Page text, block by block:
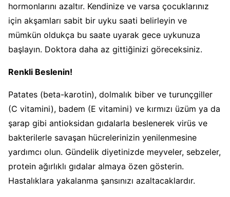
hormonlarını azaltır. Kendinize ve varsa çocuklarınız
için akşamları sabit bir uyku saati belirleyin ve
mümkün oldukça bu saate uyarak gece uykunuza
başlayın. Doktora daha az gittiğinizi göreceksiniz.
Renkli Beslenin!
Patates (beta-karotin), dolmalık biber ve turunçgiller
(C vitamini), badem (E vitamini) ve kırmızı üzüm ya da
şarap gibi antioksidan gıdalarla beslenerek virüs ve
bakterilerle savaşan hücrelerinizin yenilenmesine
yardımcı olun. Gündelik diyetinizde meyveler, sebzeler,
protein ağırlıklı gıdalar almaya özen gösterin.
Hastalıklara yakalanma şansınızı azaltacaklardır.